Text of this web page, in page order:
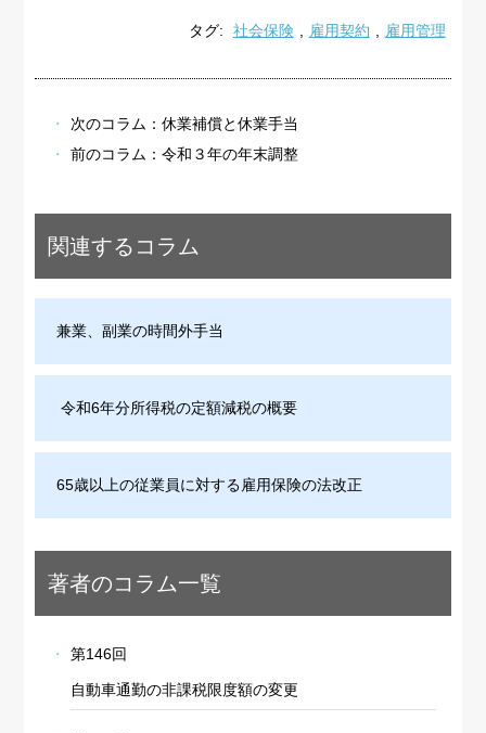
タグ: 社会保険 雇用契約 雇用管理
次のコラム： 休業補償と休業手当
前のコラム： 令和３年の年末調整
関連するコラム
兼業、副業の時間外手当
令和6年分所得税の定額減税の概要
65歳以上の従業員に対する雇用保険の法改正
著者のコラム一覧
第146回
自動車通勤の非課税限度額の変更